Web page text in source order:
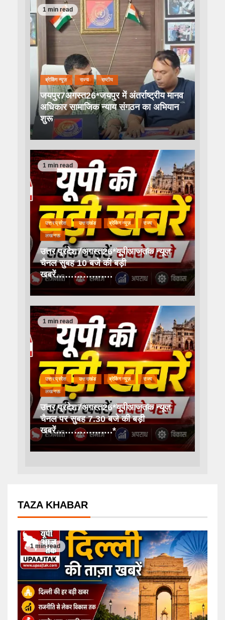
1 min read
ब्रेकिंग न्यूज़ राज्य राष्टीय
जयपुर7अगस्त26*जयपुर में अंतर्राष्ट्रीय मानव
अधिकार सामाजिक न्याय संगठन का अभियान
शुरू
1 min read
उत्तर प्रदेश उत्तराखंड ब्रेकिंग न्यूज़ राज्य
लखनऊ
उत्तर प्रदेश7अगस्त26*यूपीआजतक न्यूज
चैनल सुबह 10 बजे की बड़ी
खबरें……………….
1 min read
उत्तर प्रदेश उत्तराखंड ब्रेकिंग न्यूज़ राज्य
लखनऊ
उत्तर प्रदेश7अगस्त26*यूपीआजतक न्यूज
चैनल पर सुबह 7.30 बजे की बड़ी
खबरें……………….*
TAZA KHABAR
1 min read